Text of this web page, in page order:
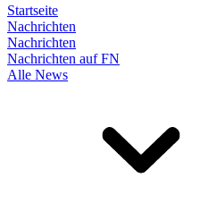
Startseite
Nachrichten
Nachrichten
Nachrichten auf FN
Alle News